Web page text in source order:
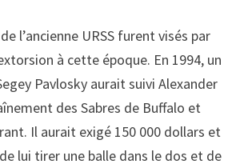
l’ancienne URSS furent visés par
à cette époque. En 1994, un
Pavlosky aurait suivi Alexander
des Sabres de Buffalo et
Il aurait exigé 150 000 dollars et
lui tirer une balle dans le dos et de